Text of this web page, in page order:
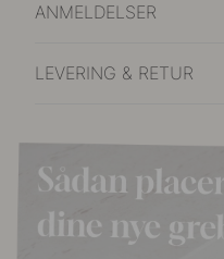
ANMELDELSER
LEVERING & RETUR